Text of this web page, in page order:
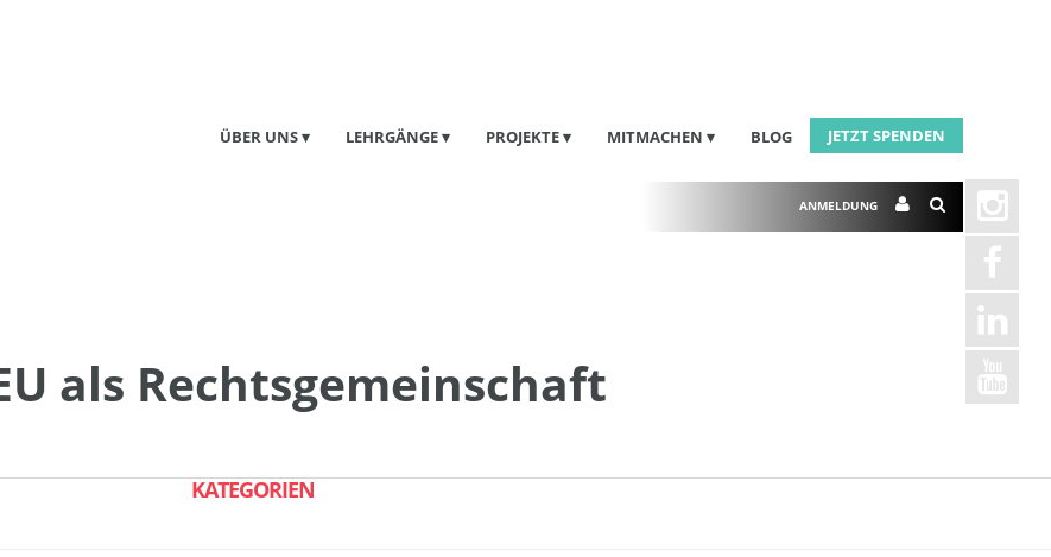
ÜBER UNS
LEHRGÄNGE PROJEKTE MITMACHEN BLOG JETZT SPENDEN
ANMELDUNG
als Rechtsgemeinschaft
KATEGORIEN